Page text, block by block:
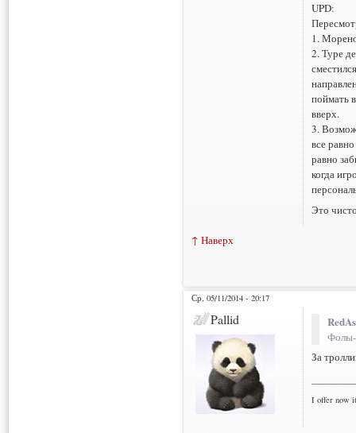
UPD:
1.
2. Туре
поймать
вверх.
3.
все
равно
когда
Это
↑ Наверх
Ср, 05/11/2014 - 20:17
Pallid
Фолы-
За
I offer now